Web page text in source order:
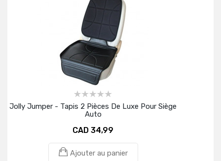
Jolly Jumper - Tapis 2 Pièces De Luxe Pour Siège
Auto
CAD 34,99
Ajouter au panier